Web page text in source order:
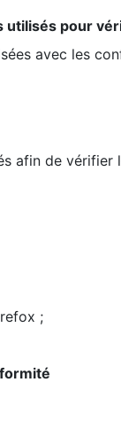
pour
avec les
afin de vérifier
;